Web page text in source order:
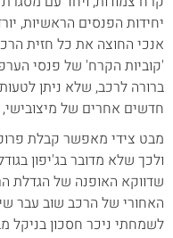
יחידות הפנסים הראשיות,
אנכי החוצה את כל חזית
'קוביות הקרח' של פנסי
ברורה לרכב, שלא ניתן
חדשים אחרים של
מבט צידי מאפשר קבלת
ולכך שלא מדובר בג'יפון
שדווקא האופנה של הגדלת
האחורי של הרכב שוב עבר
לשמחתי ניכר חסכון בניקל